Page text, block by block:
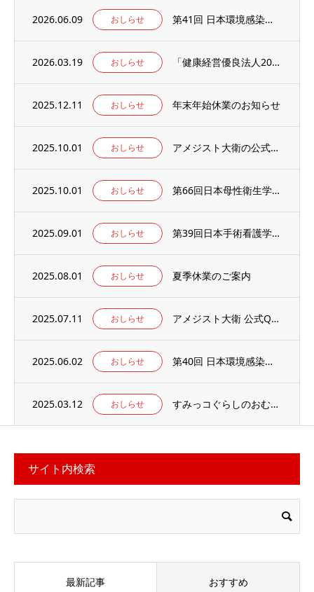
2026.06.09 おしらせ 第41回 日本環境感染学会総会・学術集会の併設展示ブースに出展いたします。
2026.03.19 おしらせ 「健康経営優良法人2026」の認定を取得しました。
2025.12.11 おしらせ 年末年始休業のお知らせ
2025.10.01 おしらせ アメジスト大衛の公式WEBサイト【アメジストAmazonブランドサイト】がオープン！
2025.10.01 おしらせ 第66回日本母性衛生学会学術集会の併設出展ブースに出展のお知らせ
2025.09.01 おしらせ 第39回日本手術看護学会年次大会の併設出展ブースに出展のお知らせ
2025.08.01 おしらせ 夏季休業のご案内
2025.07.11 おしらせ アメジスト大衛 公式Qoo10店 がオープンしました
2025.06.02 おしらせ 第40回 日本環境感染学会総会・学術集会の併設展示ブースに出展いたします。
2025.03.12 おしらせ すみっコぐらしのおむつ替えマット 当社楽天ECサイトでお取り扱い中
サイト内検索
最新記事 おすすめ